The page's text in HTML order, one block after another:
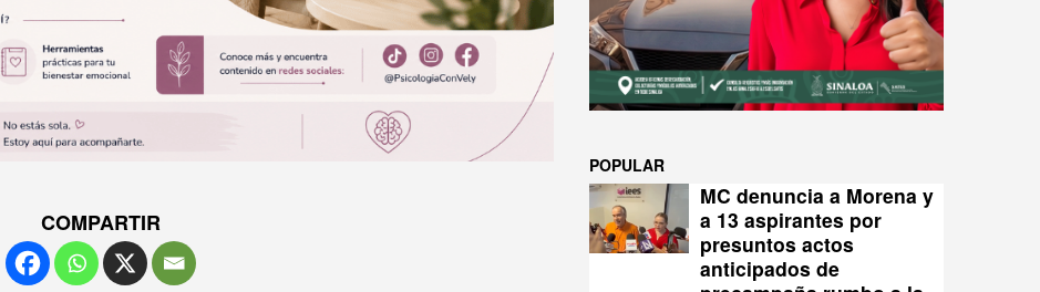
COMPARTIR
POPULAR
MC denuncia a Morena y
a 13 aspirantes por
presuntos actos
anticipados de